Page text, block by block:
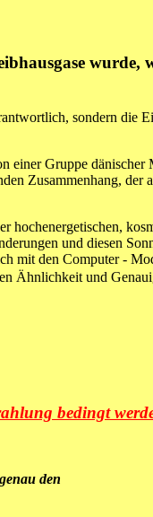
wurde,
sondern die
einer Gruppe
Zusammenhang, der
und diesen
mit den Computer -
Ähnlichkeit und
bedingt
den